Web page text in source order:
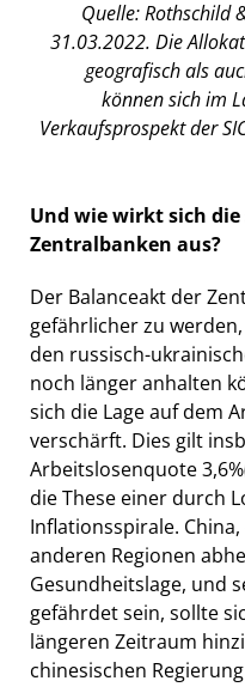
Quelle: Rothschild
31.03.2022. Die
geografisch als
können sich im
Verkaufsprospekt der
Und wie wirkt sich
Zentralbanken aus?
Der Balanceakt der
gefährlicher zu
den russisch-
noch länger anhalten
sich die Lage auf dem
verschärft. Dies gilt
Arbeitslosenquote 3,6%
die These einer durch
Inflationsspirale.
anderen Regionen
Gesundheitslage, und
gefährdet sein, sollte
längeren Zeitraum
chinesischen